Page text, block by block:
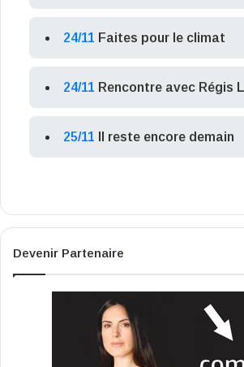
24/11 Faites pour le climat
24/11 Rencontre avec Régis
25/11 Il reste encore demain
Devenir Partenaire